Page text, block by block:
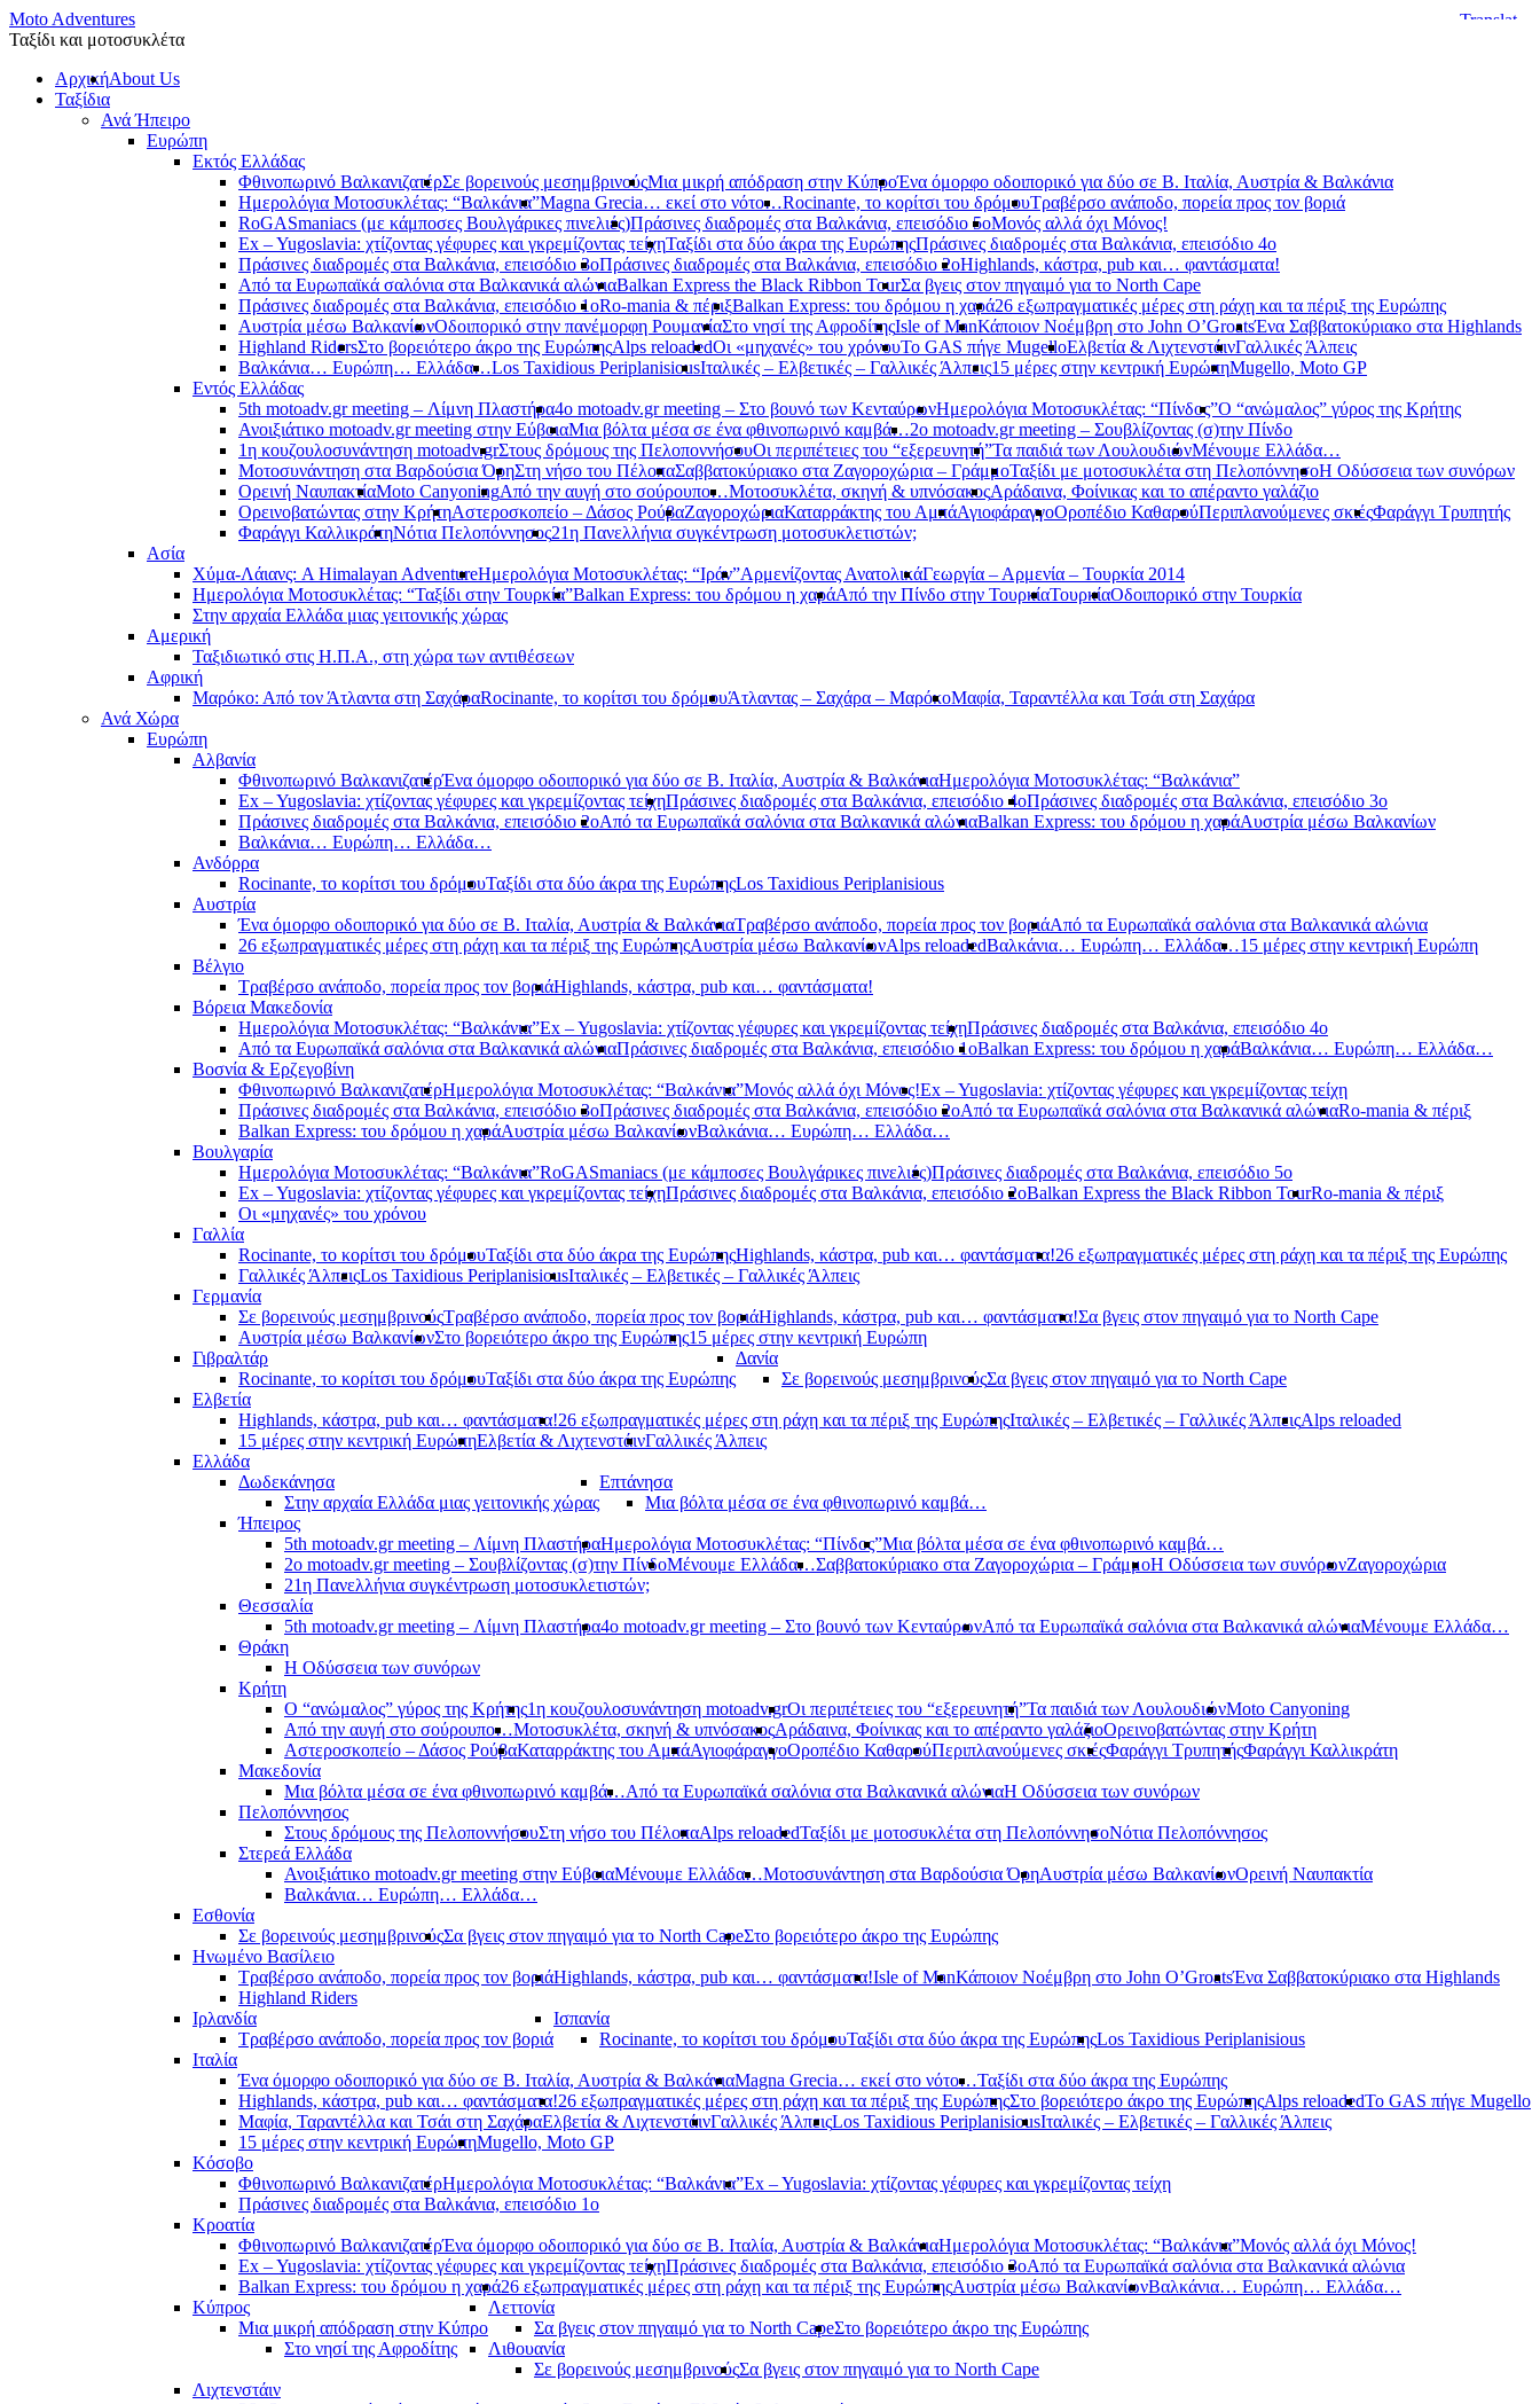
Moto Adventures
Ταξίδι και μοτοσυκλέτα
ΑρχικήAbout Us
Ταξίδια
Ανά Ήπειρο
Ευρώπη
Εκτός Ελλάδας
Φθινοπωρινό ΒαλκανιζατέρΣε βορεινούς μεσημβρινούςΜια μικρή απόδραση στην ΚύπροΈνα όμορφο οδοιπορικό για δύο σε Β. Ιταλία, Αυστρία & Βαλκάνια
Ημερολόγια Μοτοσυκλέτας: “Βαλκάνια”Magna Grecia… εκεί στο νότο…Rocinante, το κορίτσι του δρόμουΤραβέρσο ανάποδο, πορεία προς τον βοριά
RoGASmaniacs (με κάμποσες Βουλγάρικες πινελιές)Πράσινες διαδρομές στα Βαλκάνια, επεισόδιο 5οΜονός αλλά όχι Μόνος!
Ex – Yugoslavia: χτίζοντας γέφυρες και γκρεμίζοντας τείχηΤαξίδι στα δύο άκρα της ΕυρώπηςΠράσινες διαδρομές στα Βαλκάνια, επεισόδιο 4ο
Πράσινες διαδρομές στα Βαλκάνια, επεισόδιο 3οΠράσινες διαδρομές στα Βαλκάνια, επεισόδιο 2οHighlands, κάστρα, pub και… φαντάσματα!
Από τα Ευρωπαϊκά σαλόνια στα Βαλκανικά αλώνιαBalkan Express the Black Ribbon TourΣα βγεις στον πηγαιμό για το North Cape
Πράσινες διαδρομές στα Βαλκάνια, επεισόδιο 1οRo-mania & πέριξBalkan Express: του δρόμου η χαρά26 εξωπραγματικές μέρες στη ράχη και τα πέριξ της Ευρώπης
Αυστρία μέσω ΒαλκανίωνΟδοιπορικό στην πανέμορφη ΡουμανίαΣτο νησί της ΑφροδίτηςIsle of ManΚάποιον Νοέμβρη στο John O’GroatsΈνα Σαββατοκύριακο στα Highlands
Highland RidersΣτο βορειότερο άκρο της ΕυρώπηςAlps reloadedΟι «μηχανές» του χρόνουΤο GAS πήγε MugelloΕλβετία & ΛιχτενστάινΓαλλικές Άλπεις
Βαλκάνια… Ευρώπη… Ελλάδα…Los Taxidious PeriplanisiousΙταλικές – Ελβετικές – Γαλλικές Άλπεις15 μέρες στην κεντρική ΕυρώπηMugello, Moto GP
Εντός Ελλάδας
5th motoadv.gr meeting – Λίμνη Πλαστήρα4ο motoadv.gr meeting – Στο βουνό των ΚενταύρωνΗμερολόγια Μοτοσυκλέτας: “Πίνδος”Ο “ανώμαλος” γύρος της Κρήτης
Ανοιξιάτικο motoadv.gr meeting στην ΕύβοιαΜια βόλτα μέσα σε ένα φθινοπωρινό καμβά…2ο motoadv.gr meeting – Σουβλίζοντας (σ)την Πίνδο
1η κουζουλοσυνάντηση motoadv.grΣτους δρόμους της ΠελοποννήσουΟι περιπέτειες του “εξερευνητή”Τα παιδιά των ΛουλουδιώνΜένουμε Ελλάδα…
Μοτοσυνάντηση στα Βαρδούσια ΌρηΣτη νήσο του ΠέλοπαΣαββατοκύριακο στα Ζαγοροχώρια – ΓράμμοΤαξίδι με μοτοσυκλέτα στη ΠελοπόννησοΗ Οδύσσεια των συνόρων
Ορεινή ΝαυπακτίαMoto CanyoningΑπό την αυγή στο σούρουπο…Μοτοσυκλέτα, σκηνή & υπνόσακοςΑράδαινα, Φοίνικας και το απέραντο γαλάζιο
Ορεινοβατώντας στην ΚρήτηΑστεροσκοπείο – Δάσος ΡούβαΖαγοροχώριαΚαταρράκτης του ΑμπάΑγιοφάραγγοΟροπέδιο ΚαθαρούΠεριπλανούμενες σκιέςΦαράγγι Τρυπητής
Φαράγγι ΚαλλικράτηΝότια Πελοπόννησος21η Πανελλήνια συγκέντρωση μοτοσυκλετιστών;
Ασία
Χύμα-Λάιανς: A Himalayan AdventureΗμερολόγια Μοτοσυκλέτας: “Ιράν”Αρμενίζοντας ΑνατολικάΓεωργία – Αρμενία – Τουρκία 2014
Ημερολόγια Μοτοσυκλέτας: “Ταξίδι στην Τουρκία”Balkan Express: του δρόμου η χαράΑπό την Πίνδο στην ΤουρκίαΤουρκίαΟδοιπορικό στην Τουρκία
Στην αρχαία Ελλάδα μιας γειτονικής χώρας
Αμερική
Ταξιδιωτικό στις Η.Π.Α., στη χώρα των αντιθέσεων
Αφρική
Μαρόκο: Από τον Άτλαντα στη ΣαχάραRocinante, το κορίτσι του δρόμουΆτλαντας – Σαχάρα – ΜαρόκοΜαφία, Ταραντέλλα και Τσάι στη Σαχάρα
Ανά Χώρα
Ευρώπη
Αλβανία
Φθινοπωρινό ΒαλκανιζατέρΈνα όμορφο οδοιπορικό για δύο σε Β. Ιταλία, Αυστρία & ΒαλκάνιαΗμερολόγια Μοτοσυκλέτας: “Βαλκάνια”
Ex – Yugoslavia: χτίζοντας γέφυρες και γκρεμίζοντας τείχηΠράσινες διαδρομές στα Βαλκάνια, επεισόδιο 4οΠράσινες διαδρομές στα Βαλκάνια, επεισόδιο 3ο
Πράσινες διαδρομές στα Βαλκάνια, επεισόδιο 2οΑπό τα Ευρωπαϊκά σαλόνια στα Βαλκανικά αλώνιαBalkan Express: του δρόμου η χαράΑυστρία μέσω Βαλκανίων
Βαλκάνια… Ευρώπη… Ελλάδα…
Ανδόρρα
Rocinante, το κορίτσι του δρόμουΤαξίδι στα δύο άκρα της ΕυρώπηςLos Taxidious Periplanisious
Αυστρία
Ένα όμορφο οδοιπορικό για δύο σε Β. Ιταλία, Αυστρία & ΒαλκάνιαΤραβέρσο ανάποδο, πορεία προς τον βοριάΑπό τα Ευρωπαϊκά σαλόνια στα Βαλκανικά αλώνια
26 εξωπραγματικές μέρες στη ράχη και τα πέριξ της ΕυρώπηςΑυστρία μέσω ΒαλκανίωνAlps reloadedΒαλκάνια… Ευρώπη… Ελλάδα…15 μέρες στην κεντρική Ευρώπη
Βέλγιο
Τραβέρσο ανάποδο, πορεία προς τον βοριάHighlands, κάστρα, pub και… φαντάσματα!
Βόρεια Μακεδονία
Ημερολόγια Μοτοσυκλέτας: “Βαλκάνια”Ex – Yugoslavia: χτίζοντας γέφυρες και γκρεμίζοντας τείχηΠράσινες διαδρομές στα Βαλκάνια, επεισόδιο 4ο
Από τα Ευρωπαϊκά σαλόνια στα Βαλκανικά αλώνιαΠράσινες διαδρομές στα Βαλκάνια, επεισόδιο 1οBalkan Express: του δρόμου η χαράΒαλκάνια… Ευρώπη… Ελλάδα…
Βοσνία & Ερζεγοβίνη
Φθινοπωρινό ΒαλκανιζατέρΗμερολόγια Μοτοσυκλέτας: “Βαλκάνια”Μονός αλλά όχι Μόνος!Ex – Yugoslavia: χτίζοντας γέφυρες και γκρεμίζοντας τείχη
Πράσινες διαδρομές στα Βαλκάνια, επεισόδιο 3οΠράσινες διαδρομές στα Βαλκάνια, επεισόδιο 2οΑπό τα Ευρωπαϊκά σαλόνια στα Βαλκανικά αλώνιαRo-mania & πέριξ
Balkan Express: του δρόμου η χαράΑυστρία μέσω ΒαλκανίωνΒαλκάνια… Ευρώπη… Ελλάδα…
Βουλγαρία
Ημερολόγια Μοτοσυκλέτας: “Βαλκάνια”RoGASmaniacs (με κάμποσες Βουλγάρικες πινελιές)Πράσινες διαδρομές στα Βαλκάνια, επεισόδιο 5ο
Ex – Yugoslavia: χτίζοντας γέφυρες και γκρεμίζοντας τείχηΠράσινες διαδρομές στα Βαλκάνια, επεισόδιο 2οBalkan Express the Black Ribbon TourRo-mania & πέριξ
Οι «μηχανές» του χρόνου
Γαλλία
Rocinante, το κορίτσι του δρόμουΤαξίδι στα δύο άκρα της ΕυρώπηςHighlands, κάστρα, pub και… φαντάσματα!26 εξωπραγματικές μέρες στη ράχη και τα πέριξ της Ευρώπης
Γαλλικές ΆλπειςLos Taxidious PeriplanisiousΙταλικές – Ελβετικές – Γαλλικές Άλπεις
Γερμανία
Σε βορεινούς μεσημβρινούςΤραβέρσο ανάποδο, πορεία προς τον βοριάHighlands, κάστρα, pub και… φαντάσματα!Σα βγεις στον πηγαιμό για το North Cape
Αυστρία μέσω ΒαλκανίωνΣτο βορειότερο άκρο της Ευρώπης15 μέρες στην κεντρική Ευρώπη
Γιβραλτάρ
Rocinante, το κορίτσι του δρόμουΤαξίδι στα δύο άκρα της Ευρώπης
Δανία
Σε βορεινούς μεσημβρινούςΣα βγεις στον πηγαιμό για το North Cape
Ελβετία
Highlands, κάστρα, pub και… φαντάσματα!26 εξωπραγματικές μέρες στη ράχη και τα πέριξ της ΕυρώπηςΙταλικές – Ελβετικές – Γαλλικές ΆλπειςAlps reloaded
15 μέρες στην κεντρική ΕυρώπηΕλβετία & ΛιχτενστάινΓαλλικές Άλπεις
Ελλάδα
Δωδεκάνησα
Στην αρχαία Ελλάδα μιας γειτονικής χώρας
Επτάνησα
Μια βόλτα μέσα σε ένα φθινοπωρινό καμβά…
Ήπειρος
5th motoadv.gr meeting – Λίμνη ΠλαστήραΗμερολόγια Μοτοσυκλέτας: “Πίνδος”Μια βόλτα μέσα σε ένα φθινοπωρινό καμβά…
2ο motoadv.gr meeting – Σουβλίζοντας (σ)την ΠίνδοΜένουμε Ελλάδα…Σαββατοκύριακο στα Ζαγοροχώρια – ΓράμμοΗ Οδύσσεια των συνόρωνΖαγοροχώρια
21η Πανελλήνια συγκέντρωση μοτοσυκλετιστών;
Θεσσαλία
5th motoadv.gr meeting – Λίμνη Πλαστήρα4ο motoadv.gr meeting – Στο βουνό των ΚενταύρωνΑπό τα Ευρωπαϊκά σαλόνια στα Βαλκανικά αλώνιαΜένουμε Ελλάδα…
Θράκη
Η Οδύσσεια των συνόρων
Κρήτη
Ο “ανώμαλος” γύρος της Κρήτης1η κουζουλοσυνάντηση motoadv.grΟι περιπέτειες του “εξερευνητή”Τα παιδιά των ΛουλουδιώνMoto Canyoning
Από την αυγή στο σούρουπο…Μοτοσυκλέτα, σκηνή & υπνόσακοςΑράδαινα, Φοίνικας και το απέραντο γαλάζιοΟρεινοβατώντας στην Κρήτη
Αστεροσκοπείο – Δάσος ΡούβαΚαταρράκτης του ΑμπάΑγιοφάραγγοΟροπέδιο ΚαθαρούΠεριπλανούμενες σκιέςΦαράγγι ΤρυπητήςΦαράγγι Καλλικράτη
Μακεδονία
Μια βόλτα μέσα σε ένα φθινοπωρινό καμβά…Από τα Ευρωπαϊκά σαλόνια στα Βαλκανικά αλώνιαΗ Οδύσσεια των συνόρων
Πελοπόννησος
Στους δρόμους της ΠελοποννήσουΣτη νήσο του ΠέλοπαAlps reloadedΤαξίδι με μοτοσυκλέτα στη ΠελοπόννησοΝότια Πελοπόννησος
Στερεά Ελλάδα
Ανοιξιάτικο motoadv.gr meeting στην ΕύβοιαΜένουμε Ελλάδα…Μοτοσυνάντηση στα Βαρδούσια ΌρηΑυστρία μέσω ΒαλκανίωνΟρεινή Ναυπακτία
Βαλκάνια… Ευρώπη… Ελλάδα…
Εσθονία
Σε βορεινούς μεσημβρινούςΣα βγεις στον πηγαιμό για το North CapeΣτο βορειότερο άκρο της Ευρώπης
Ηνωμένο Βασίλειο
Τραβέρσο ανάποδο, πορεία προς τον βοριάHighlands, κάστρα, pub και… φαντάσματα!Isle of ManΚάποιον Νοέμβρη στο John O’GroatsΈνα Σαββατοκύριακο στα Highlands
Highland Riders
Ιρλανδία
Τραβέρσο ανάποδο, πορεία προς τον βοριά
Ισπανία
Rocinante, το κορίτσι του δρόμουΤαξίδι στα δύο άκρα της ΕυρώπηςLos Taxidious Periplanisious
Ιταλία
Ένα όμορφο οδοιπορικό για δύο σε Β. Ιταλία, Αυστρία & ΒαλκάνιαMagna Grecia… εκεί στο νότο…Ταξίδι στα δύο άκρα της Ευρώπης
Highlands, κάστρα, pub και… φαντάσματα!26 εξωπραγματικές μέρες στη ράχη και τα πέριξ της ΕυρώπηςΣτο βορειότερο άκρο της ΕυρώπηςAlps reloadedΤο GAS πήγε Mugello
Μαφία, Ταραντέλλα και Τσάι στη ΣαχάραΕλβετία & ΛιχτενστάινΓαλλικές ΆλπειςLos Taxidious PeriplanisiousΙταλικές – Ελβετικές – Γαλλικές Άλπεις
15 μέρες στην κεντρική ΕυρώπηMugello, Moto GP
Κόσοβο
Φθινοπωρινό ΒαλκανιζατέρΗμερολόγια Μοτοσυκλέτας: “Βαλκάνια”Ex – Yugoslavia: χτίζοντας γέφυρες και γκρεμίζοντας τείχη
Πράσινες διαδρομές στα Βαλκάνια, επεισόδιο 1ο
Κροατία
Φθινοπωρινό ΒαλκανιζατέρΈνα όμορφο οδοιπορικό για δύο σε Β. Ιταλία, Αυστρία & ΒαλκάνιαΗμερολόγια Μοτοσυκλέτας: “Βαλκάνια”Μονός αλλά όχι Μόνος!
Ex – Yugoslavia: χτίζοντας γέφυρες και γκρεμίζοντας τείχηΠράσινες διαδρομές στα Βαλκάνια, επεισόδιο 3οΑπό τα Ευρωπαϊκά σαλόνια στα Βαλκανικά αλώνια
Balkan Express: του δρόμου η χαρά26 εξωπραγματικές μέρες στη ράχη και τα πέριξ της ΕυρώπηςΑυστρία μέσω ΒαλκανίωνΒαλκάνια… Ευρώπη… Ελλάδα…
Κύπρος
Μια μικρή απόδραση στην Κύπρο
Στο νησί της Αφροδίτης
Λεττονία
Σα βγεις στον πηγαιμό για το North CapeΣτο βορειότερο άκρο της Ευρώπης
Λιθουανία
Σε βορεινούς μεσημβρινούςΣα βγεις στον πηγαιμό για το North Cape
Λιχτενστάιν